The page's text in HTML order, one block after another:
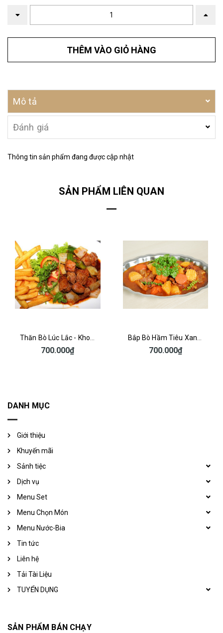
THÊM VÀO GIỎ HÀNG
Mô tả
Đánh giá
Thông tin sản phẩm đang được cập nhật
SẢN PHẨM LIÊN QUAN
Thăn Bò Lúc Lắc - Khoai Tây Chiên
700.000₫
Bắp Bò Hầm Tiêu Xanh - Bánh Mì
700.000₫
DANH MỤC
Giới thiệu
Khuyến mãi
Sảnh tiệc
Dịch vụ
Menu Set
Menu Chọn Món
Menu Nước-Bia
Tin tức
Liên hệ
Tải Tài Liệu
TUYỂN DỤNG
SẢN PHẨM BÁN CHẠY